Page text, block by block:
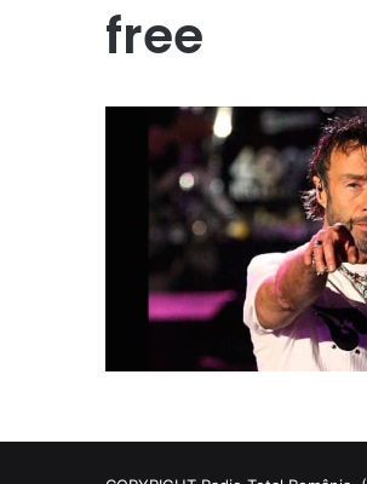
free